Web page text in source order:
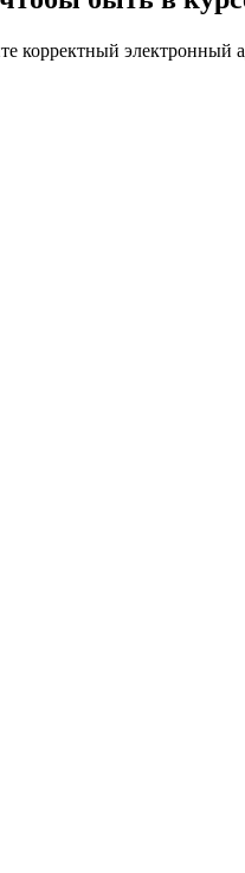
корректный электронный